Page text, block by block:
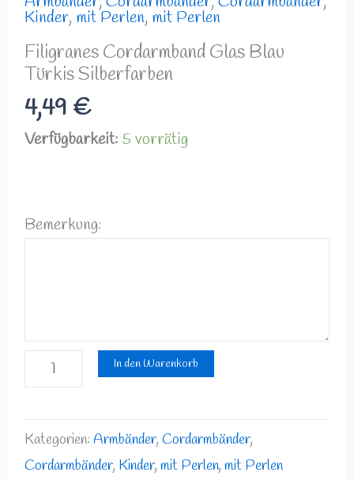
Kinder, mit Perlen, mit Perlen
Filigranes Cordarmband Glas Blau
Türkis Silberfarben
4,49 €
Verfügbarkeit: 5 vorrätig
Bemerkung:
In den Warenkorb
Kategorien: Armbänder, Cordarmbänder,
Cordarmbänder, Kinder, mit Perlen, mit Perlen